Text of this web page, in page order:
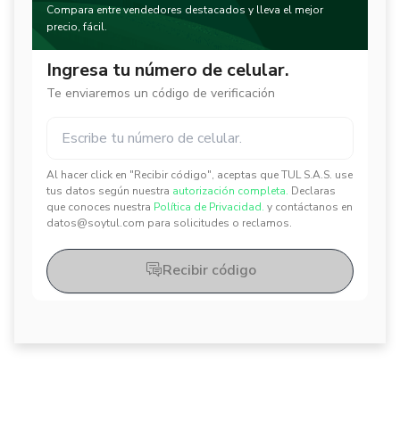
Compara entre vendedores destacados y lleva el mejor
precio, fácil.
Ingresa tu número de celular.
Te enviaremos un código de verificación
Al hacer click en "Recibir código", aceptas que TUL S.A.S. use
tus datos según nuestra autorización completa. Declaras
que conoces nuestra Política de Privacidad. y contáctanos en
datos@soytul.com para solicitudes o reclamos.
✕
✕
Recibir código